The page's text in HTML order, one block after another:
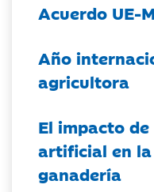
Acuerdo UE-
Año
agricultora
El impacto
artificial en
ganadería